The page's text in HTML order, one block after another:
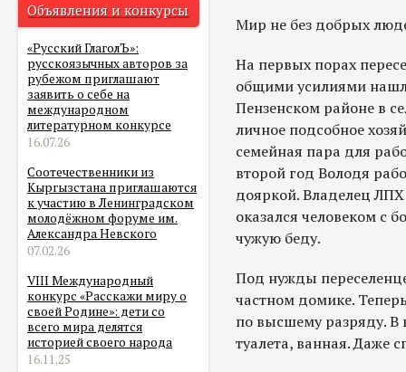
Объявления и конкурсы
«Русский ГлаголЪ»:
русскоязычных авторов за
рубежом приглашают
заявить о себе на
международном
литературном конкурсе
16.07.26
Соотечественники из
Кыргызстана приглашаются
к участию в Ленинградском
молодёжном форуме им.
Александра Невского
07.02.26
VIII Международный
конкурс «Расскажи миру о
своей Родине»: дети со
всего мира делятся
историей своего народа
16.11.25
Мир не без добрых
На первых порах
общими усилиями
Пензенском районе в
личное подсобное
семейная пара для
второй год Володя
дояркой. Владелец
оказался человеком с
чужую беду.
Под нужды
частном домике.
по высшему разряду. В
туалета, ванная. Даже